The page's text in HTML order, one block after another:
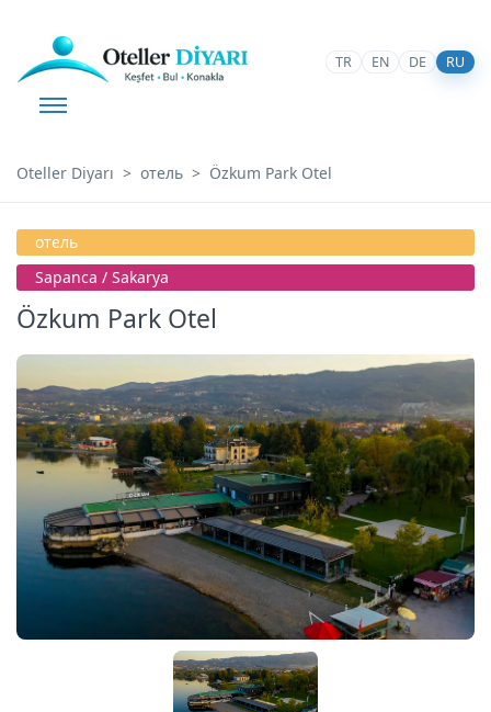
TR EN DE RU
Oteller Diyarı отель Özkum Park Otel
отель
Sapanca / Sakarya
Özkum Park Otel